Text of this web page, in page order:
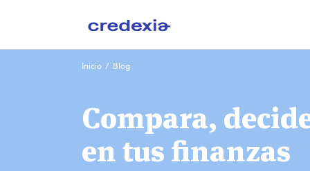
Inicio / Blog
Compara,
en tus finanzas